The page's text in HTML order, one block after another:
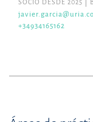
SOCIO DESDE 2025
+34934165162